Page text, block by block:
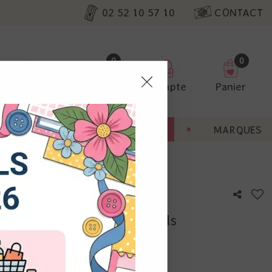
02 52 10 57 10 CONTACT
0
Compte
0
Panier
BONNES AFFAIRES MARQUES
1" - 2.5 cm - EK tools
avis !
nos
non
Vous
à droite